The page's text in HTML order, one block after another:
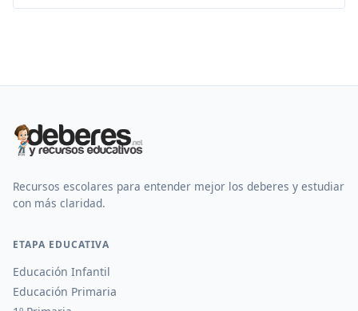
Recursos escolares para entender mejor los deberes y estudiar
con más claridad.
ETAPA EDUCATIVA
Educación Infantil
Educación Primaria